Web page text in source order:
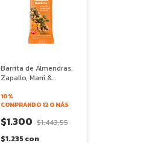
Barrita de Almendras,
Zapallo, Mani &
Food Alchimist
10%
COMPRANDO 12 O MÁS
$1.300 $1.443,55
$1.235con